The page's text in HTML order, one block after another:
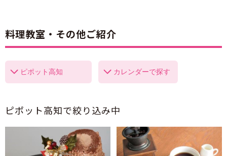
料理教室・その他ご紹介
ピポット高知で絞り込み中